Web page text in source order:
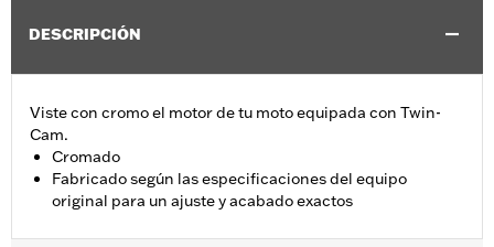
DESCRIPCIÓN
Viste con cromo el motor de tu moto equipada con Twin-
Cam.
Cromado
Fabricado según las especificaciones del equipo
original para un ajuste y acabado exactos